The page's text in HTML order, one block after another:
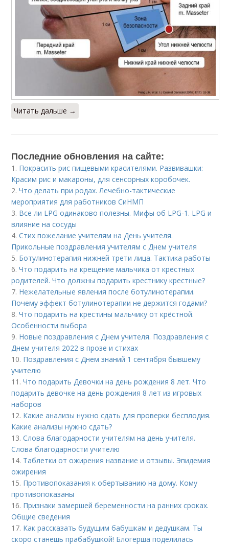
Читать дальше →
Последние обновления на сайте:
1. Покрасить рис пищевыми красителями. Развивашки:
Красим рис и макароны, для сенсорных коробочек.
2.Что делать при родах. Лечебно-тактические
мероприятия для работников СиНМП
3. Все ли LPG одинаково полезны. Мифы об LPG-1. LPG и
влияние на сосуды
4.Стих пожелание учителям на День учителя.
Прикольные поздравления учителям с Днем учителя
5. Ботулинотерапия нижней трети лица. Тактика работы
6.Что подарить на крещение мальчика от крестных
родителей. Что должны подарить крестнику крестные?
7. Нежелательные явления после ботулинотерапии.
Почему эффект ботулинотерапии не держится годами?
8.Что подарить на крестины мальчику от крёстной.
Особенности выбора
9. Новые поздравления с Днем учителя. Поздравления с
Днем учителя 2022 в прозе и стихах
10. Поздравления с Днем знаний 1 сентября бывшему
учителю
11.Что подарить Девочки на день рождения 8 лет. Что
подарить девочке на день рождения 8 лет из игровых
наборов
12. Какие анализы нужно сдать для проверки бесплодия.
Какие анализы нужно сдать?
13.Слова благодарности учителям на день учителя.
Слова благодарности учителю
14. Таблетки от ожирения название и отзывы. Эпидемия
ожирения
15. Противопоказания к обертыванию на дому. Кому
противопоказаны
16. Признаки замершей беременности на ранних сроках.
Общие сведения
17. Как рассказать будущим бабушкам и дедушкам. Ты
скоро станешь прабабушкой! Блогерша поделилась